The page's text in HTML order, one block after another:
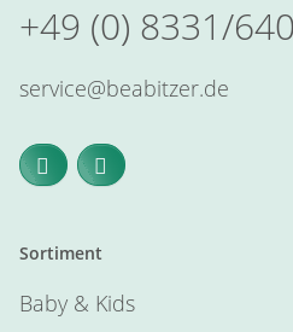
+49 (0) 8331/
service@beabitzer.de
Sortiment
Baby & Kids